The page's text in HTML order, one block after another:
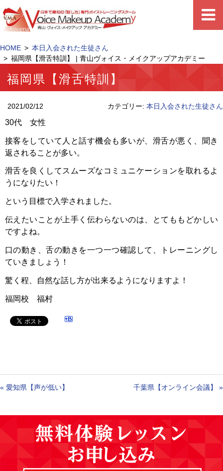
HOME
本日入会された生徒さん
福岡県【滑舌特訓】 | 青山ヴォイス・メイクアップアカデミー
福岡県【滑舌特訓】
2021/02/12 カテゴリー: 本日入会された生徒さん
30代 女性
接客をしていて人と話す機会も多いが、滑舌が悪く、聞き
返されることが多い。
滑舌を良くしてスムーズなコミュニケーションを取れるよ
うになりたい！
という目標で入学されました。
伝えたいことが上手く伝わらないのは、とてももどかしい
ですよね。
口の動き、舌の動きを一つ一つ確認して、トレーニングし
ていきましょう！
驚く程、自然な話し方が出来るようになりますよ！
福岡校 福村
« 愛知県【声が低い】 千葉県【オンライン会議】 »